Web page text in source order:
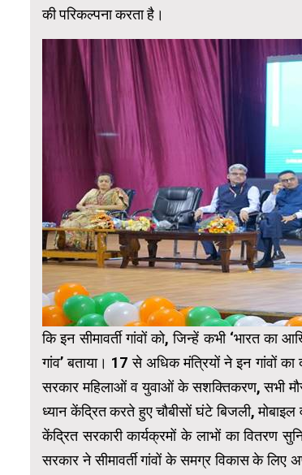
की परिकल्पना करता है।
कि इन सीमावर्ती गांवों को, जिन्हें कभी ‘भारत का
गांव’ बताया। 17 से अधिक मंत्रियों ने इन गांवों
सरकार महिलाओं व युवाओं के सशक्तिकरण, सभी
ध्यान केंद्रित करते हुए चौबीसों घंटे बिजली,
केंद्रित सरकारी कार्यक्रमों के लाभों का वितरण
सरकार ने सीमावर्ती गांवों के समग्र विकास के